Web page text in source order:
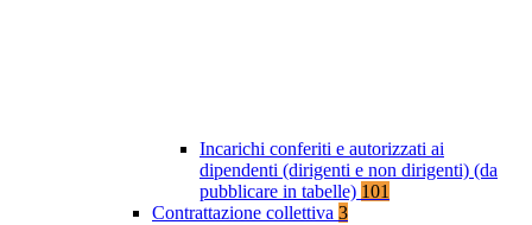
Incarichi conferiti e autorizzati ai
dipendenti (dirigenti e non dirigenti) (da
pubblicare in tabelle) 101
Contrattazione collettiva 3